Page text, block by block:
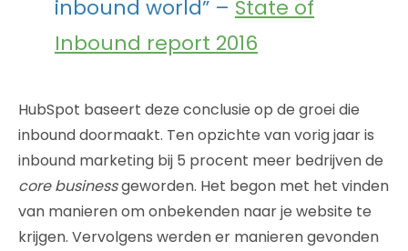
inbound world” – State of
Inbound report 2016
HubSpot baseert deze conclusie op de groei die
inbound doormaakt. Ten opzichte van vorig jaar is
inbound marketing bij 5 procent meer bedrijven de
core businessgeworden. Het begon met het vinden
van manieren om onbekenden naar je website te
krijgen. Vervolgens werden er manieren gevonden